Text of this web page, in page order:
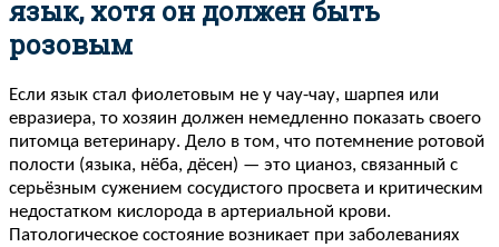
язык, хотя он должен быть
розовым
Если язык стал фиолетовым не у чау-чау, шарпея или
евразиера, то хозяин должен немедленно показать своего
питомца ветеринару. Дело в том, что потемнение ротовой
полости (языка, нёба, дёсен) — это цианоз, связанный с
серьёзным сужением сосудистого просвета и критическим
недостатком кислорода в артериальной крови.
Патологическое состояние возникает при заболеваниях